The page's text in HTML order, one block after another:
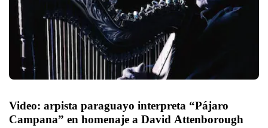
Video: arpista paraguayo interpreta “Pájaro
Campana” en homenaje a David Attenborough